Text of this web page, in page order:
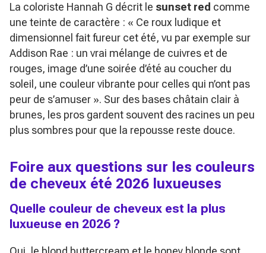
La coloriste Hannah G décrit le sunset red comme
une teinte de caractère : « Ce roux ludique et
dimensionnel fait fureur cet été, vu par exemple sur
Addison Rae : un vrai mélange de cuivres et de
rouges, image d’une soirée d’été au coucher du
soleil, une couleur vibrante pour celles qui n’ont pas
peur de s’amuser ». Sur des bases châtain clair à
brunes, les pros gardent souvent des racines un peu
plus sombres pour que la repousse reste douce.
Foire aux questions sur les couleurs
de cheveux été 2026 luxueuses
Quelle couleur de cheveux est la plus
luxueuse en 2026 ?